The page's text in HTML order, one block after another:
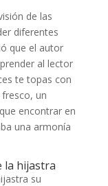
de las
diferentes
que el autor
al lector
te topas con
un
encontrar en
una armonía
la hijastra
su